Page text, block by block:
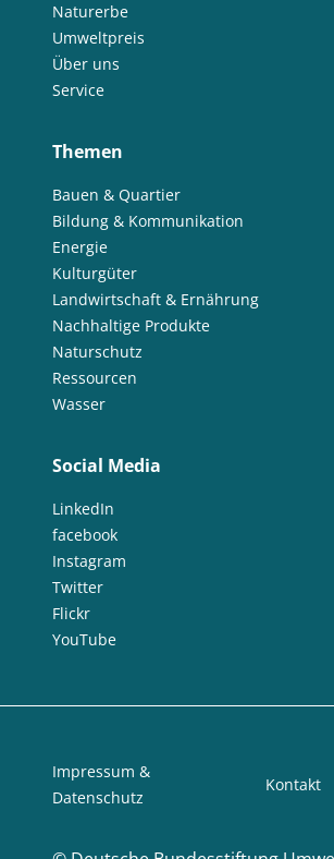
Naturerbe
Umweltpreis
Über uns
Service
Themen
Bauen & Quartier
Bildung & Kommunikation
Energie
Kulturgüter
Landwirtschaft & Ernährung
Nachhaltige Produkte
Naturschutz
Ressourcen
Wasser
Social Media
LinkedIn
facebook
Instagram
Twitter
Flickr
YouTube
Impressum &
Datenschutz
Kontakt